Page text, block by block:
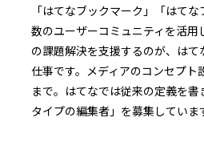
「はてなブックマーク」「はて
数のユーザーコミュニティを活用
の課題解決を支援するのが、は
仕事です。メディアのコンセプト
まで――。はてなでは従来の定義を
タイプの編集者」を募集していま